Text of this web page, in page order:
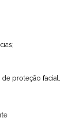
de proteção facial.